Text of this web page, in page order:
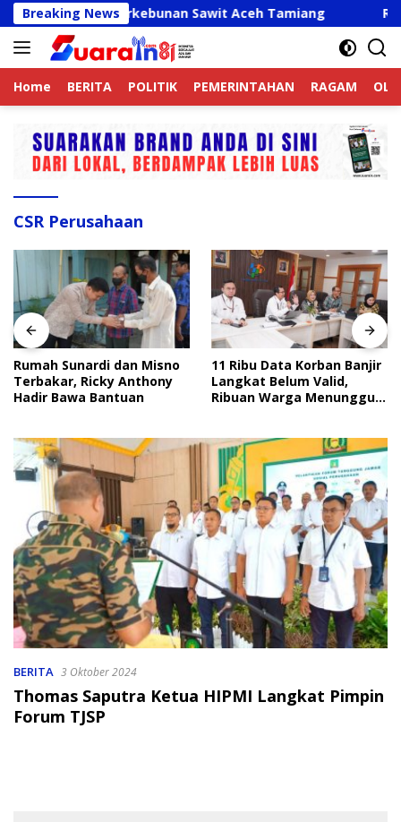
Langsung
ke
konten
Breaking News
Mati di Perkebunan Sawit Aceh Tamiang Rumah
Home BERITA POLITIK PEMERINTAHAN RAGAM
CSR Perusahaan
Rumah Sunardi dan Misno
Terbakar, Ricky Anthony
Hadir Bawa Bantuan
11 Ribu Data Korban Banjir
Langkat Belum Valid,
Ribuan Warga Menunggu
BERITA 3 Oktober 2024
Thomas Saputra Ketua HIPMI Langkat Pimpin
Forum TJSP